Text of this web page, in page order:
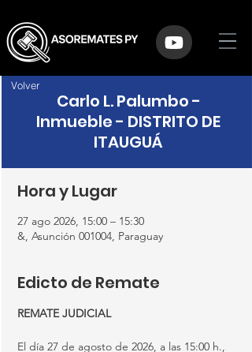
Carlo L. Palumbo -
Inmueble - DISTRITO DE
ITAUGUÁ
Hora y Lugar
27 ago 2026, 15:00 – 15:30
&, Asunción 001004, Paraguay
Edicto de Remate
REMATE JUDICIAL
El día 27 de agosto de 2026, a las 15:00 h.,
Volver